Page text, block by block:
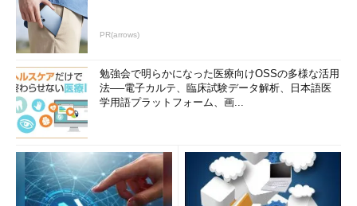
PR(arrows)
勉強会で明らかになった医療向けOSSの多様な活用
法──電子カルテ、臨床試験データ解析、日本語医
学用語プラットフォーム、画...